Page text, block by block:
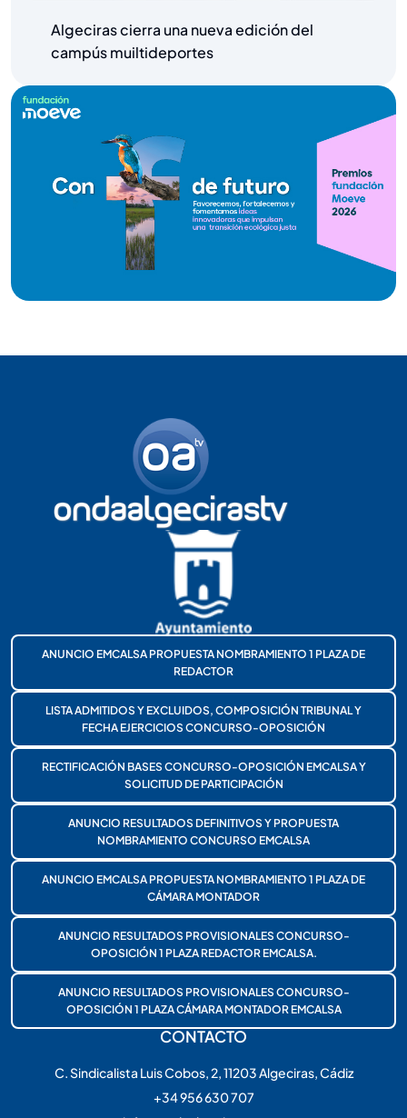
Algeciras cierra una nueva edición del
campús muiltideportes
ANUNCIO EMCALSA PROPUESTA NOMBRAMIENTO 1 PLAZA DE
REDACTOR
LISTA ADMITIDOS Y EXCLUIDOS, COMPOSICIÓN TRIBUNAL Y
FECHA EJERCICIOS CONCURSO-OPOSICIÓN
RECTIFICACIÓN BASES CONCURSO-OPOSICIÓN EMCALSA Y
SOLICITUD DE PARTICIPACIÓN
ANUNCIO RESULTADOS DEFINITIVOS Y PROPUESTA
NOMBRAMIENTO CONCURSO EMCALSA
ANUNCIO EMCALSA PROPUESTA NOMBRAMIENTO 1 PLAZA DE
CÁMARA MONTADOR
ANUNCIO RESULTADOS PROVISIONALES CONCURSO-
OPOSICIÓN 1 PLAZA REDACTOR EMCALSA.
ANUNCIO RESULTADOS PROVISIONALES CONCURSO-
OPOSICIÓN 1 PLAZA CÁMARA MONTADOR EMCALSA
CONTACTO
C. Sindicalista Luis Cobos, 2, 11203 Algeciras, Cádiz
+34 956 630 707